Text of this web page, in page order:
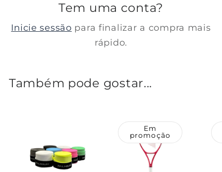
Tem uma conta?
Inicie sessão para finalizar a compra mais
rápido.
Também pode gostar...
Em
promoção